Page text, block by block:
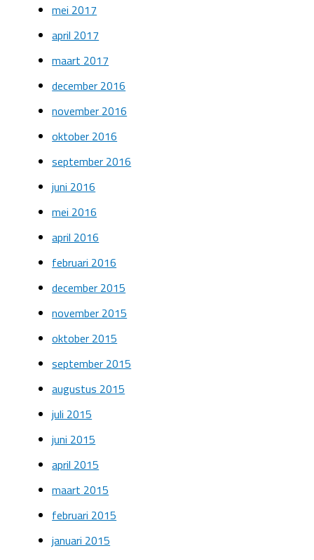
mei 2017
april 2017
maart 2017
december 2016
november 2016
oktober 2016
september 2016
juni 2016
mei 2016
april 2016
februari 2016
december 2015
november 2015
oktober 2015
september 2015
augustus 2015
juli 2015
juni 2015
april 2015
maart 2015
februari 2015
januari 2015